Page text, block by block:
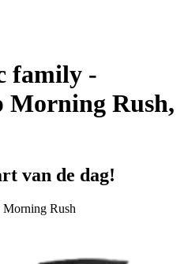
family -
Morning Rush,
van de dag!
Rush